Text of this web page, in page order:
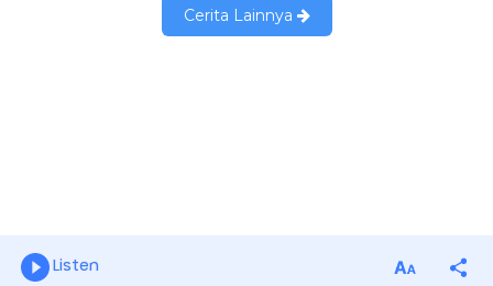
Listen